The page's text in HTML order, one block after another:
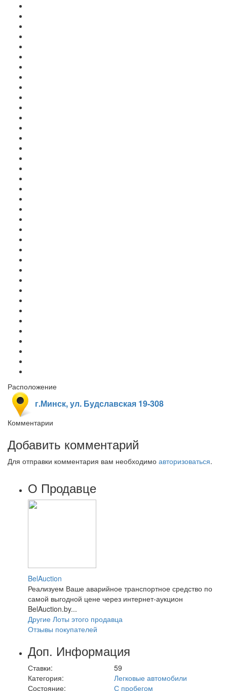
Расположение
г.Минск, ул. Будславская 19-308
Комментарии
Добавить комментарий
Для отправки комментария вам необходимо авторизоваться.
О Продавце
BelAuction
Реализуем Ваше аварийное транспортное средство по
самой выгодной цене через интернет-аукцион
BelAuction.by...
Другие Лоты этого продавца
Отзывы покупателей
Доп. Информация
Ставки:
59
Категория:
Легковые автомобили
Состояние:
С пробегом